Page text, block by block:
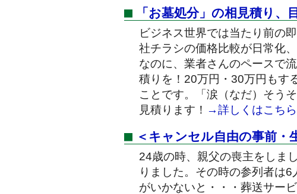
「お墓処分」の相見積り、
ビジネス世界では当たり前の
社チラシの価格比較が日常化
なのに、業者さんのペースで
積りを！20万円・30万円もす
ことです。「涙（なだ）そう
見積ります！ →詳しくはこちら
＜キャンセル自由の事前・
24歳の時、親父の喪主をしま
りました。その時の参列者は
がいかないと・・・葬送サー